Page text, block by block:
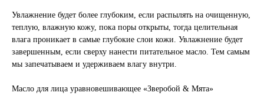
Увлажнение будет более глубоким, если распылять на очищенную,
теплую, влажную кожу, пока поры открыты, тогда целительная
влага проникает в самые глубокие слои кожи. Увлажнение будет
завершенным, если сверху нанести питательное масло. Тем самым
мы запечатываем и удерживаем влагу внутри.
Масло для лица уравновешивающее «Зверобой & Мята»